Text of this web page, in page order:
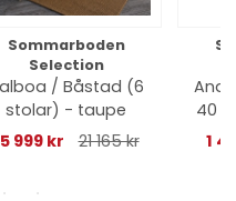
Sommarboden
Selection
/ Båstad (6
stolar) - taupe
999 kr
21 165 kr
40
1